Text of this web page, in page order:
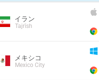
イラン
Tajrīsh
メキシコ
Mexico City